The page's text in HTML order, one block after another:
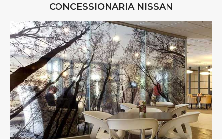
CONCESSIONARIA NISSAN